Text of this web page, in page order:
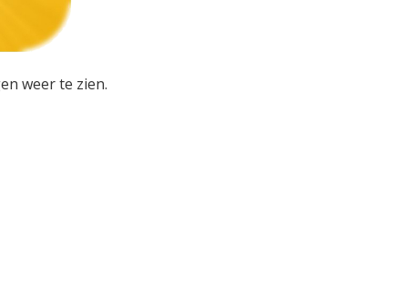
weer te zien.